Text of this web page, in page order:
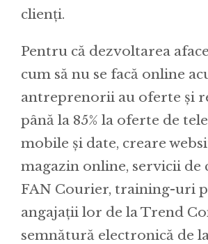
clienți.
Pentru că dezvoltarea
cum să nu se facă online
antreprenorii au oferte și
până la 85% la oferte de
mobile și date, creare
magazin online, servicii de
FAN Courier, training-uri
angajații lor de la Trend
semnătură electronică de